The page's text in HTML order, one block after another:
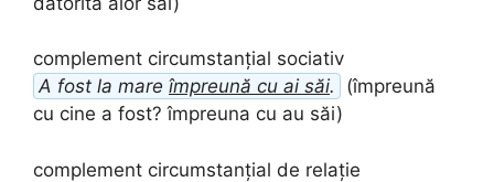
complement circumstanțial sociativ
A fost la mare împreună cu ai săi.
(împreună
cu cine a fost? împreuna cu au săi)
complement circumstanțial de relație